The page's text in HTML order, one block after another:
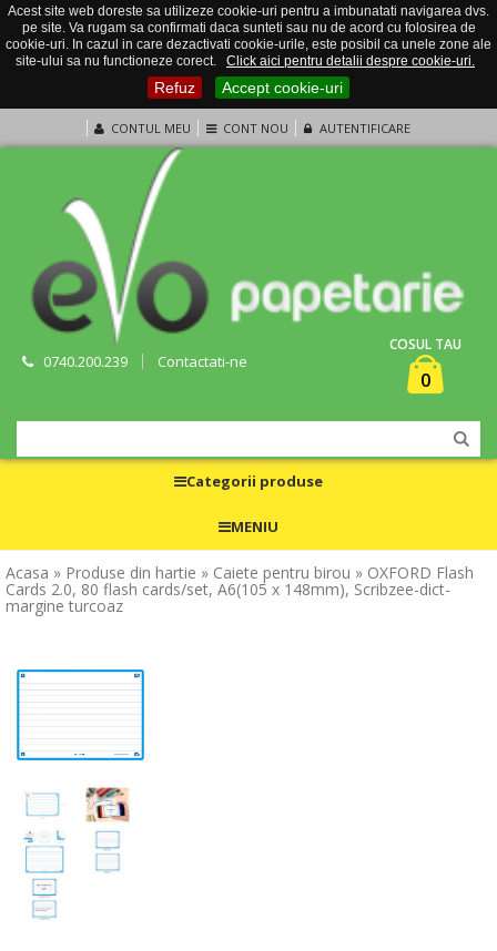
Acest site web doreste sa utilizeze cookie-uri pentru a imbunatati navigarea dvs.
pe site. Va rugam sa confirmati daca sunteti sau nu de acord cu folosirea de
cookie-uri. In cazul in care dezactivati cookie-urile, este posibil ca unele zone ale
site-ului sa nu functioneze corect.
Click aici pentru detalii despre cookie-uri.
Refuz Accept cookie-uri
CONTUL MEU CONT NOU AUTENTIFICARE
0740.200.239 Contactati-ne
COSUL TAU
0
Categorii produse
MENIU
Acasa » Produse din hartie » Caiete pentru birou » OXFORD Flash
Cards 2.0, 80 flash cards/set, A6(105 x 148mm), Scribzee-dict-
margine turcoaz